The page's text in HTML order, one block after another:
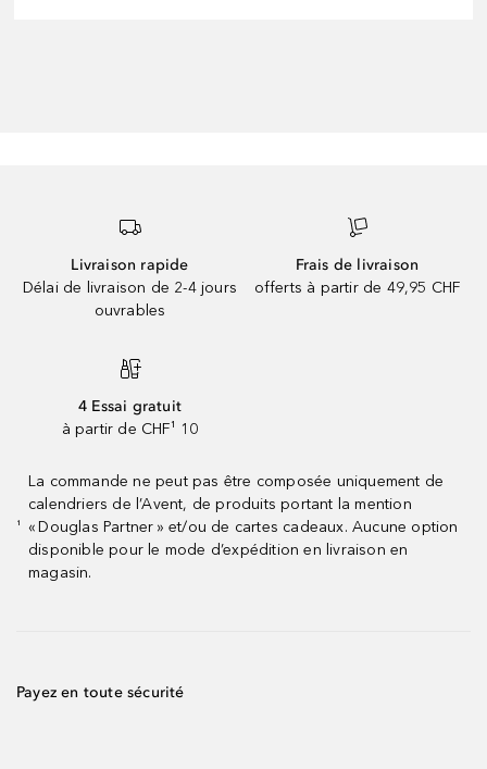
Livraison rapide
Délai de livraison de 2-4 jours
ouvrables
Frais de livraison
offerts à partir de 49,95 CHF
4 Essai gratuit
à partir de CHF¹ 10
¹
La commande ne peut pas être composée uniquement de
calendriers de l’Avent, de produits portant la mention
« Douglas Partner » et/ou de cartes cadeaux. Aucune option
disponible pour le mode d’expédition en livraison en
magasin.
Payez en toute sécurité